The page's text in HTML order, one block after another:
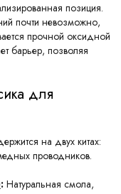
позиция.
почти невозможно,
прочной оксидной
барьер, позволяя
для
на двух китах:
проводников.
: Натуральная смола,